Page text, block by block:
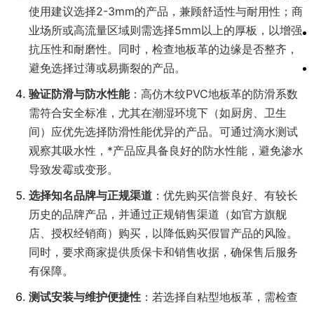
使用建议选择2-3mm的产品，兼顾舒适性与耐用性；商
业场所或高流量区域则需选择5mm以上的厚板，以增强
抗压性和耐磨性。同时，检查地板革的边缘是否整齐，
避免选择过薄或易撕裂的产品。
验证防滑与防水性能：高仿木纹PVC地板革的防滑系数
需符合安全标准，尤其在潮湿环境下（如厨房、卫生
间）应优先选择防滑性能优异的产品。可通过滴水测试
观察其吸水性，*产品应具备良好的防水性能，避免渗水
导致发霉或变形。
选择知名品牌与正规渠道 ：优先购买信誉良好、有较长
历史的品牌产品，并通过正规销售渠道（如官方旗舰
店、授权经销商）购买，以降低购买假冒产品的风险。
同时，要求商家提供质保卡和销售收据，确保售后服务
有保障。
测试安装与维护便捷性 ：若选择自粘型地板革，需检查